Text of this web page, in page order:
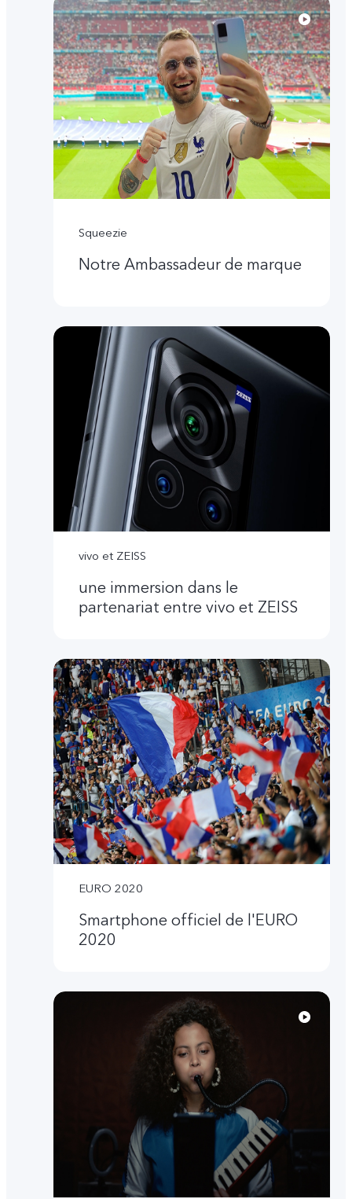
Squeezie
Notre Ambassadeur de marque
vivo et ZEISS
une immersion dans le
partenariat entre vivo et ZEISS
EURO 2020
Smartphone officiel de l'EURO
2020